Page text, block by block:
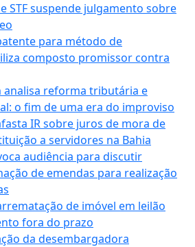
STF suspende julgamento sobre
para método de
composto promissor contra
analisa reforma tributária e
o fim de uma era do improviso
IR sobre juros de mora de
a servidores na Bahia
audiência para discutir
de emendas para realização
de imóvel em leilão
fora do prazo
da desembargadora